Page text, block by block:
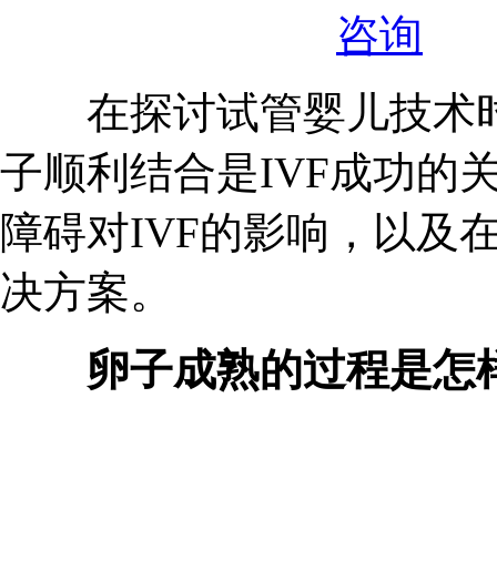
在探讨试管婴儿技术
子顺利结合是IVF成功的
障碍对IVF的影响，以及
决方案。
卵子成熟的过程是怎